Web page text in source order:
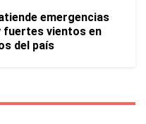
emergencias
fuertes vientos en
del país